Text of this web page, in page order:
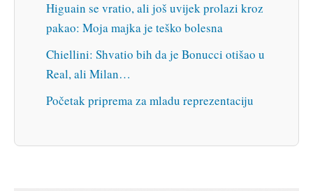
Higuain se vratio, ali još uvijek prolazi kroz
pakao: Moja majka je teško bolesna
Chiellini: Shvatio bih da je Bonucci otišao u
Real, ali Milan…
Početak priprema za mladu reprezentaciju